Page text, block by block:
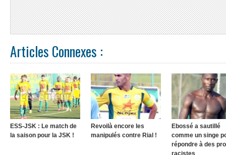
Articles Connexes :
ESS-JSK : Le match de
la saison pour la JSK !
Revoilà encore les
manipulés contre Rial !
Ebossé a sautillé
comme un singe
répondre à des
racistes